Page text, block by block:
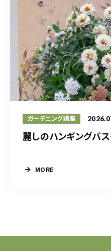
ガーデニング講座
麗しのハンギングバ
MORE